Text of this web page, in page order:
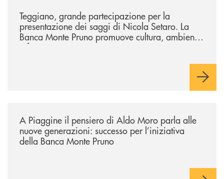
Teggiano, grande partecipazione per la
presentazione dei saggi di Nicola Setaro. La
Banca Monte Pruno promuove cultura, ambiente
e futuro
A Piaggine il pensiero di Aldo Moro parla alle
nuove generazioni: successo per l’iniziativa
della Banca Monte Pruno